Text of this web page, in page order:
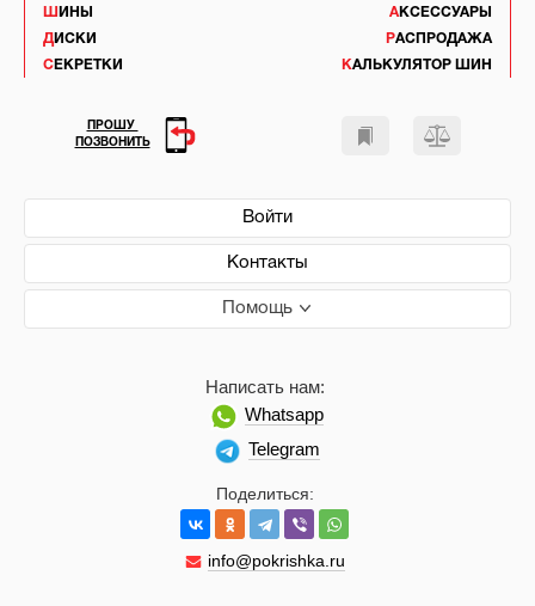
ШИНЫ
ДИСКИ
СЕКРЕТКИ
АКСЕССУАРЫ
РАСПРОДАЖА
КАЛЬКУЛЯТОР ШИН
Войти
Контакты
Помощь
Поделиться:
info@pokrishka.ru
Написать нам:
Whatsapp
Telegram
ПРОШУ
ПОЗВОНИТЬ